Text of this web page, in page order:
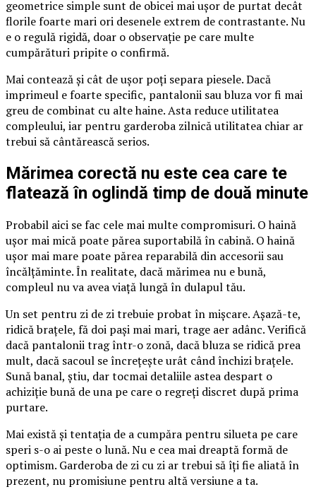
geometrice simple sunt de obicei mai ușor de purtat decât
florile foarte mari ori desenele extrem de contrastante. Nu
e o regulă rigidă, doar o observație pe care multe
cumpărături pripite o confirmă.
Mai contează și cât de ușor poți separa piesele. Dacă
imprimeul e foarte specific, pantalonii sau bluza vor fi mai
greu de combinat cu alte haine. Asta reduce utilitatea
compleului, iar pentru garderoba zilnică utilitatea chiar ar
trebui să cântărească serios.
Mărimea corectă nu este cea care te
flatează în oglindă timp de două minute
Probabil aici se fac cele mai multe compromisuri. O haină
ușor mai mică poate părea suportabilă în cabină. O haină
ușor mai mare poate părea reparabilă din accesorii sau
încălțăminte. În realitate, dacă mărimea nu e bună,
compleul nu va avea viață lungă în dulapul tău.
Un set pentru zi de zi trebuie probat în mișcare. Așază-te,
ridică brațele, fă doi pași mai mari, trage aer adânc. Verifică
dacă pantalonii trag într-o zonă, dacă bluza se ridică prea
mult, dacă sacoul se încrețește urât când închizi brațele.
Sună banal, știu, dar tocmai detaliile astea despart o
achiziție bună de una pe care o regreți discret după prima
purtare.
Mai există și tentația de a cumpăra pentru silueta pe care
speri s-o ai peste o lună. Nu e cea mai dreaptă formă de
optimism. Garderoba de zi cu zi ar trebui să îți fie aliată în
prezent, nu promisiune pentru altă versiune a ta.